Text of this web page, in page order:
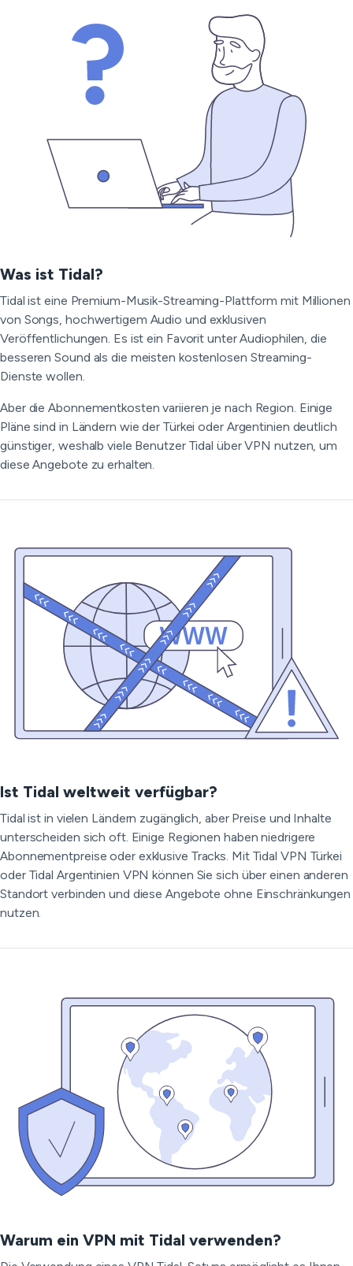
Was ist Tidal?
Tidal ist eine Premium-Musik-Streaming-Plattform mit Millionen
von Songs, hochwertigem Audio und exklusiven
Veröffentlichungen. Es ist ein Favorit unter Audiophilen, die
besseren Sound als die meisten kostenlosen Streaming-
Dienste wollen.
Aber die Abonnementkosten variieren je nach Region. Einige
Pläne sind in Ländern wie der Türkei oder Argentinien deutlich
günstiger, weshalb viele Benutzer Tidal über VPN nutzen, um
diese Angebote zu erhalten.
Ist Tidal weltweit verfügbar?
Tidal ist in vielen Ländern zugänglich, aber Preise und Inhalte
unterscheiden sich oft. Einige Regionen haben niedrigere
Abonnementpreise oder exklusive Tracks. Mit Tidal VPN Türkei
oder Tidal Argentinien VPN können Sie sich über einen anderen
Standort verbinden und diese Angebote ohne Einschränkungen
nutzen.
Warum ein VPN mit Tidal verwenden?